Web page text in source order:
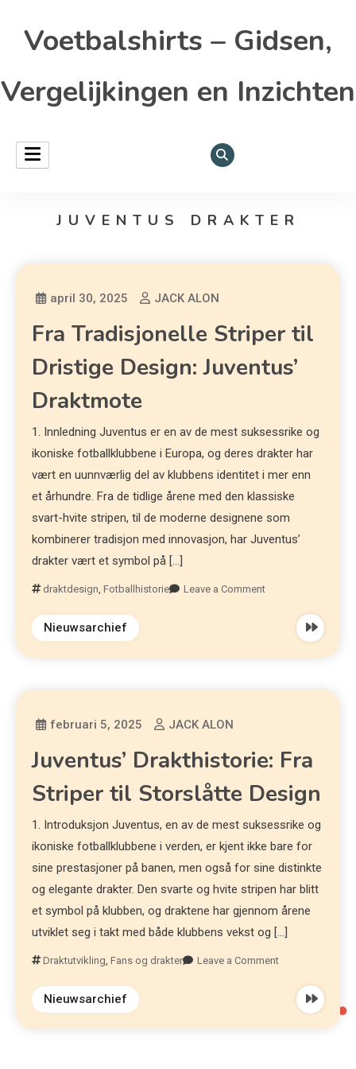
Voetbalshirts – Gidsen,
Vergelijkingen en Inzichten
JUVENTUS DRAKTER
april 30, 2025 JACK ALON
Fra Tradisjonelle Striper til
Dristige Design: Juventus’
Draktmote
1. Innledning Juventus er en av de mest suksessrike og
ikoniske fotballklubbene i Europa, og deres drakter har
vært en uunnværlig del av klubbens identitet i mer enn
et århundre. Fra de tidlige årene med den klassiske
svart-hvite stripen, til de moderne designene som
kombinerer tradisjon med innovasjon, har Juventus’
drakter vært et symbol på […]
draktdesign,Fotballhistorie Leave a Comment
Nieuwsarchief
februari 5, 2025 JACK ALON
Juventus’ Drakthistorie: Fra
Striper til Storslåtte Design
1. Introduksjon Juventus, en av de mest suksessrike og
ikoniske fotballklubbene i verden, er kjent ikke bare for
sine prestasjoner på banen, men også for sine distinkte
og elegante drakter. Den svarte og hvite stripen har blitt
et symbol på klubben, og draktene har gjennom årene
utviklet seg i takt med både klubbens vekst og […]
Draktutvikling,Fans og drakter Leave a Comment
Nieuwsarchief